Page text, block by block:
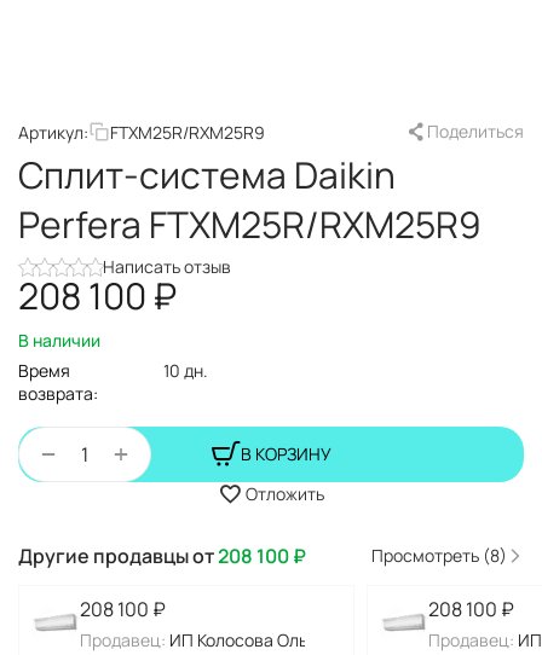
Артикул: FTXM25R/RXM25R9 Поделиться
Сплит-система Daikin
Perfera FTXM25R/RXM25R9
Написать отзыв
208 100₽
В наличии
Время
возврата:
10 дн.
+
−
В КОРЗИНУ
Отложить
Другие продавцы от208 100₽ Просмотреть (8)
208 100 ₽
Продавец: ИП Колосова Ольга Алексеевна
208 100 ₽
Продавец: